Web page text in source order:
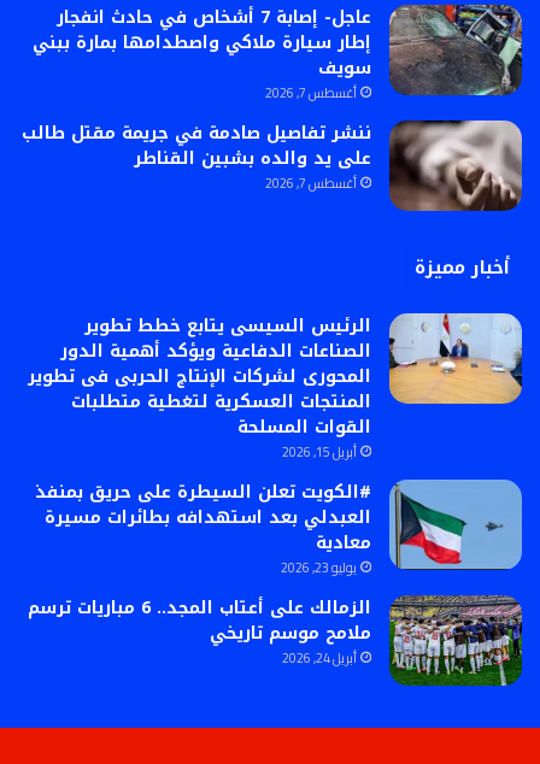
عاجل- إصابة 7 أشخاص في حادث انفجار
إطار سيارة ملاكي واصطدامها بمارة ببني
سويف
أغسطس 7, 2026
ننشر تفاصيل صادمة في جريمة مقتل طالب
على يد والده بشبين القناطر
أغسطس 7, 2026
أخبار مميزة
الرئيس السيسى يتابع خطط تطوير
الصناعات الدفاعية ويؤكد أهمية الدور
المحورى لشركات الإنتاج الحربى فى تطوير
المنتجات العسكرية لتغطية متطلبات
القوات المسلحة
أبريل 15, 2026
#الكويت تعلن السيطرة على حريق بمنفذ
العبدلي بعد استهدافه بطائرات مسيرة
معادية
يوليو 23, 2026
الزمالك على أعتاب المجد.. 6 مباريات ترسم
ملامح موسم تاريخي
أبريل 24, 2026